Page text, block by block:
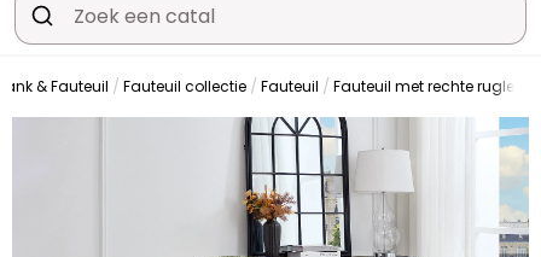
& Fauteuil Fauteuil collectie Fauteuil Fauteuil met rechte